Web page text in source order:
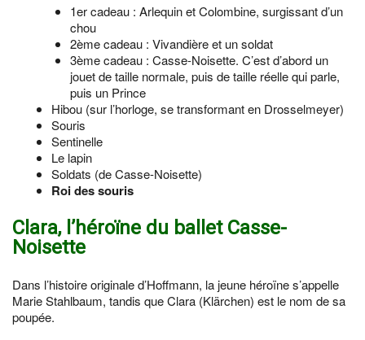
1er cadeau : Arlequin et Colombine, surgissant d’un
chou
2ème cadeau : Vivandière et un soldat
3ème cadeau : Casse-Noisette. C’est d’abord un
jouet de taille normale, puis de taille réelle qui parle,
puis un Prince
Hibou (sur l’horloge, se transformant en Drosselmeyer)
Souris
Sentinelle
Le lapin
Soldats (de Casse-Noisette)
Roi des souris
Clara, l’héroïne du ballet Casse-
Noisette
Dans l’histoire originale d’Hoffmann, la jeune héroïne s’appelle
Marie Stahlbaum, tandis que Clara (Klärchen) est le nom de sa
poupée.